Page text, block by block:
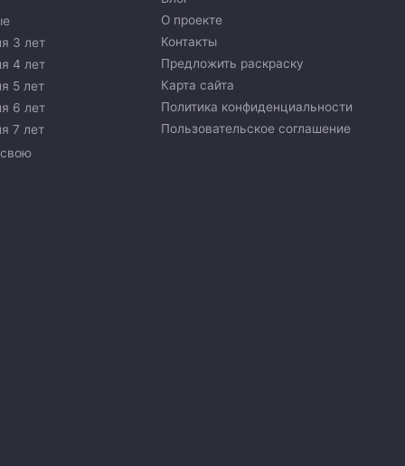
3 лет
4 лет
5 лет
6 лет
7 лет
свою
О проекте
Контакты
Предложить раскраску
Карта сайта
Политика конфиденциальности
Пользовательское соглашение